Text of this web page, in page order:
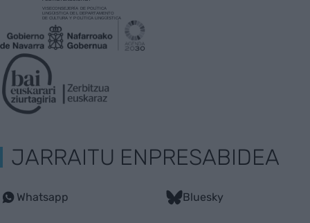
JARRAITU ENPRESABIDEA
Whatsapp Bluesky